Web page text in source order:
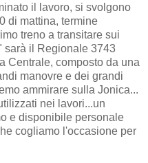
il lavoro, si svolgono
di mattina, termine
treno a transitare sui
sarà il Regionale 3743
Centrale, composto da una
manovre e dei grandi
ammirare sulla Jonica...
nei lavori...un
e disponibile personale
cogliamo l'occasione per